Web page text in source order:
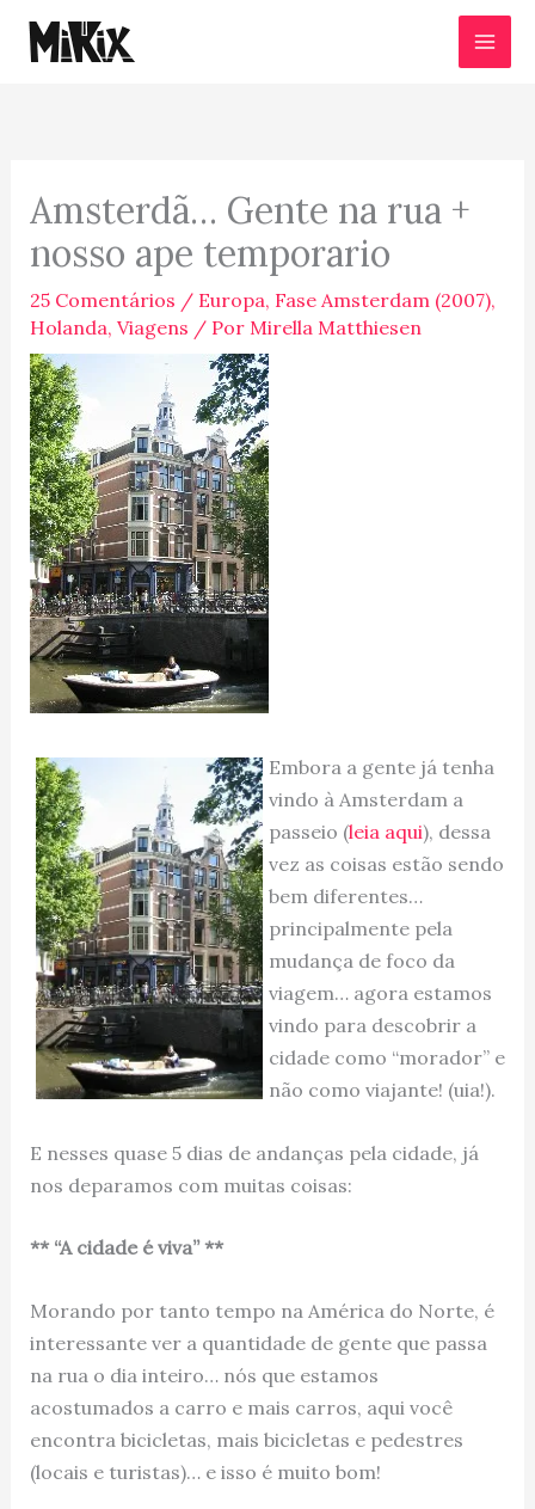
para
Amsterdã… Gente na rua +
nosso ape temporario
25 Comentários / Europa, Fase Amsterdam (2007),
Holanda, Viagens / Por Mirella Matthiesen
Embora a gente já tenha
vindo à Amsterdam a
passeio (leia aqui), dessa
vez as coisas estão sendo
bem diferentes…
principalmente pela
mudança de foco da
viagem… agora estamos
vindo para descobrir a
cidade como “morador” e
não como viajante! (uia!).
E nesses quase 5 dias de andanças pela cidade, já
nos deparamos com muitas coisas:
** “A cidade é viva” **
Morando por tanto tempo na América do Norte, é
interessante ver a quantidade de gente que passa
na rua o dia inteiro… nós que estamos
acostumados a carro e mais carros, aqui você
encontra bicicletas, mais bicicletas e pedestres
(locais e turistas)… e isso é muito bom!